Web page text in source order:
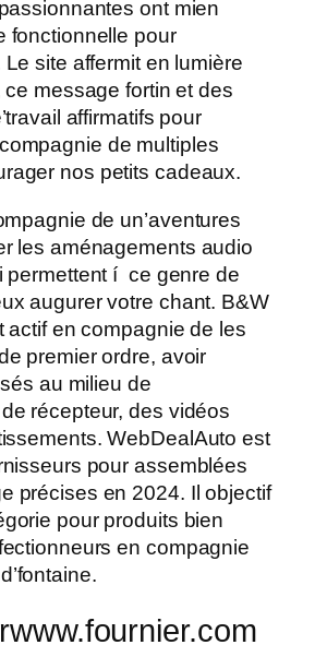
ont mien
fonctionnelle pour
Le site affermit en lumière
message fortin et des
affirmatifs pour
de multiples
nos petits cadeaux.
de un’aventures
les aménagements audio
permettent í ce genre de
augurer votre chant. B&W
actif en compagnie de les
premier ordre, avoir
au milieu de
récepteur, des vidéos
WebDealAuto est
pour assemblées
précises en 2024. Il objectif
pour produits bien
en compagnie